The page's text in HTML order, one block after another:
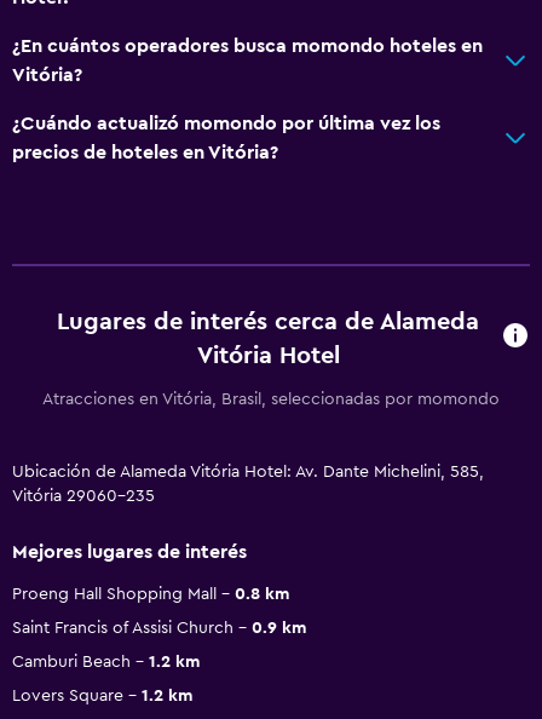
¿En cuántos operadores busca momondo hoteles en
Vitória?
¿Cuándo actualizó momondo por última vez los
precios de hoteles en Vitória?
Lugares de interés cerca de Alameda
Vitória Hotel
Atracciones en Vitória, Brasil, seleccionadas por momondo
Ubicación de Alameda Vitória Hotel: Av. Dante Michelini, 585,
Vitória 29060-235
Mejores lugares de interés
Proeng Hall Shopping Mall
0.8 km
Saint Francis of Assisi Church
0.9 km
Camburi Beach
1.2 km
Lovers Square
1.2 km